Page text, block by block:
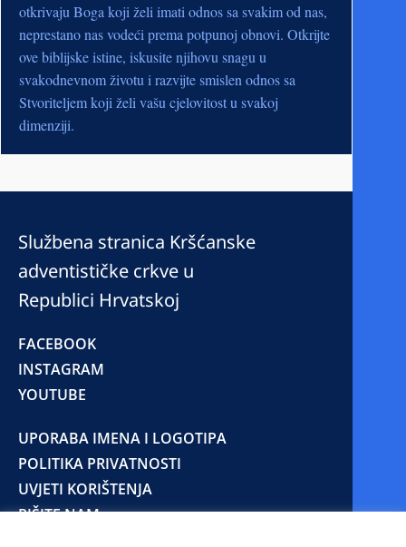
otkrivaju Boga koji želi imati odnos sa svakim od nas,
neprestano nas vodeći prema potpunoj obnovi. Otkrijte
ove biblijske istine, iskusite njihovu snagu u
svakodnevnom životu i razvijte smislen odnos sa
Stvoriteljem koji želi vašu cjelovitost u svakoj
dimenziji.
Službena stranica Kršćanske
adventističke crkve u
Republici Hrvatskoj
FACEBOOK
INSTAGRAM
YOUTUBE
UPORABA IMENA I LOGOTIPA
POLITIKA PRIVATNOSTI
UVJETI KORIŠTENJA
PIŠITE NAM